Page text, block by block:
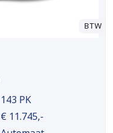
BTW
143 PK
€ 11.745,-